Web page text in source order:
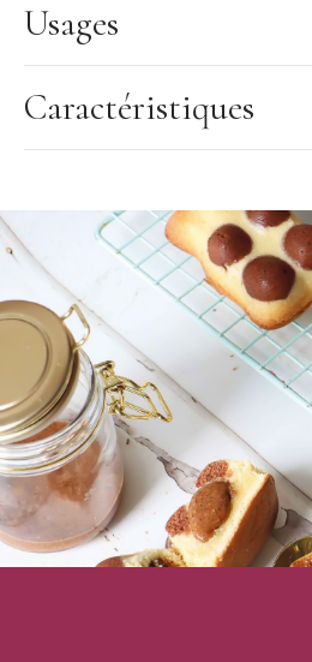
Les + produit :
Chocolat noir au goût du café
En forme de grain de café
Caractéristiques des grains en
Grain de café en chocolat
Contenance : 80 g
Forme : Grain de café
Type de chocolat : Chocolat Noir
Ingrédient : Sucre, masse de
5,9%, pâte de moka 2%,
d'enrobage : E904, E414, arôme
Utilisation : pâtisseries, gâteaux,
Peut contenir des traces de
fruits à coque.
A conserver à l’abri de la lumière,
l’humidité
Usages
Caractéristiques